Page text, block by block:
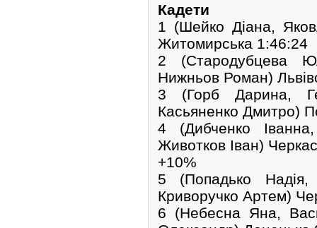
Кадети
1 (Шейко Діана,
Житомирська 1:46:24
2 (Стародубцева
Нижньов Роман)
3 (Горб Дарина,
Касьяненко Дмитро)
4 (Дибченко
Животков Іван)
+10%
5 (Попадько Надія,
Криворучко Артем)
6 (Небесна Яна,